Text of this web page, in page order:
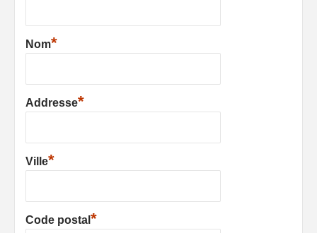
Nom*
Addresse*
Ville*
Code postal *